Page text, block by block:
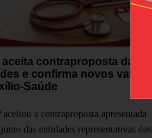
contraproposta das
e confirma novos valores
Saúde
aceitou a contraproposta apresentada
das entidades representativas dos